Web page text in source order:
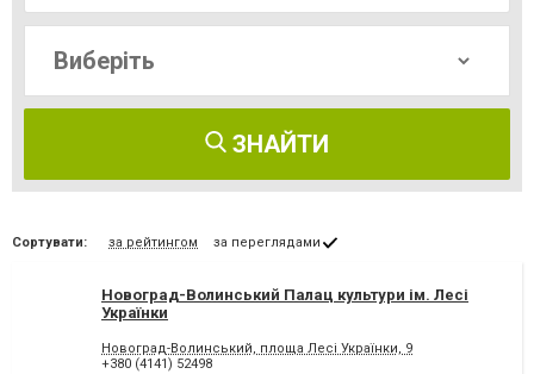
ЗНАЙТИ
Сортувати: за рейтингом за переглядами
Новоград-Волинський Палац культури ім. Лесі
Українки
Новоград-Волинський, площа Лесі Українки, 9
+380 (4141) 52498